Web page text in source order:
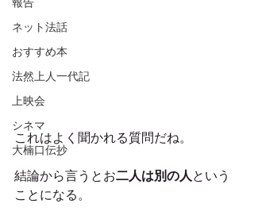
ネット法話
おすすめ本
法然上人一代記
上映会
シネマ
大楠口伝抄
これはよく聞かれる質問だね。
結論から言うとお二人は別の人という
ことになる。